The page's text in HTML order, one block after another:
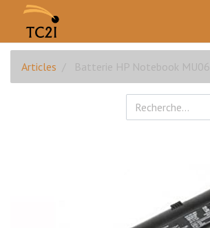
Articles Batterie HP Notebook MU06